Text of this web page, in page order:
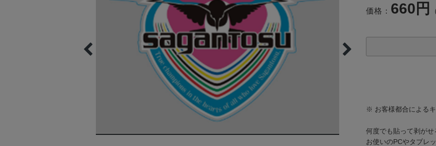
価格： 660円
※ お客様都合による
何度でも貼って剥が
お使いのPCやタブレ